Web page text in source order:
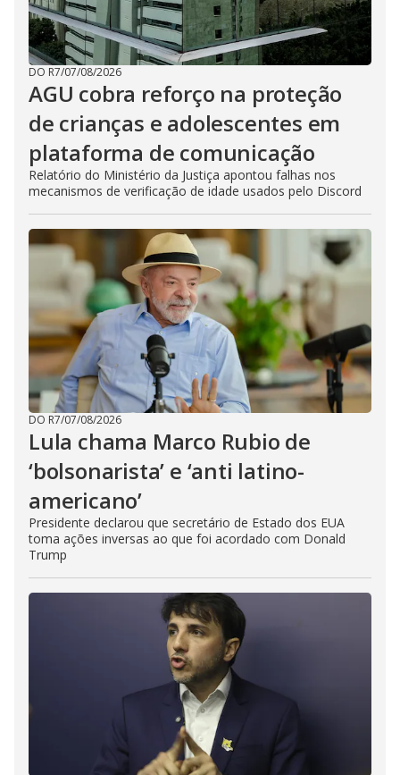
DO R7/07/08/2026
AGU cobra reforço na proteção
de crianças e adolescentes em
plataforma de comunicação
Relatório do Ministério da Justiça apontou falhas nos
mecanismos de verificação de idade usados pelo Discord
DO R7/07/08/2026
Lula chama Marco Rubio de
‘bolsonarista’ e ‘anti latino-
americano’
Presidente declarou que secretário de Estado dos EUA
toma ações inversas ao que foi acordado com Donald
Trump